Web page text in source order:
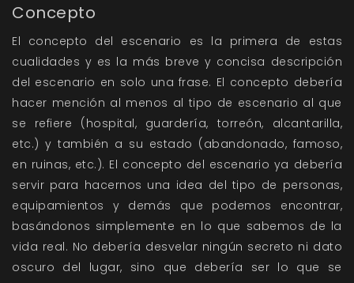
Concepto
El concepto del escenario es la primera de estas
cualidades y es la más breve y concisa descripción
del escenario en solo una frase. El concepto debería
hacer mención al menos al tipo de escenario al que
se refiere (hospital, guardería, torreón, alcantarilla,
etc.) y también a su estado (abandonado, famoso,
en ruinas, etc.). El concepto del escenario ya debería
servir para hacernos una idea del tipo de personas,
equipamientos y demás que podemos encontrar,
basándonos simplemente en lo que sabemos de la
vida real. No debería desvelar ningún secreto ni dato
oscuro del lugar, sino que debería ser lo que se